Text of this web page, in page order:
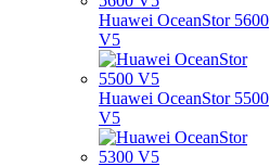
Huawei OceanStor 5600
V5
Huawei OceanStor 5500
V5